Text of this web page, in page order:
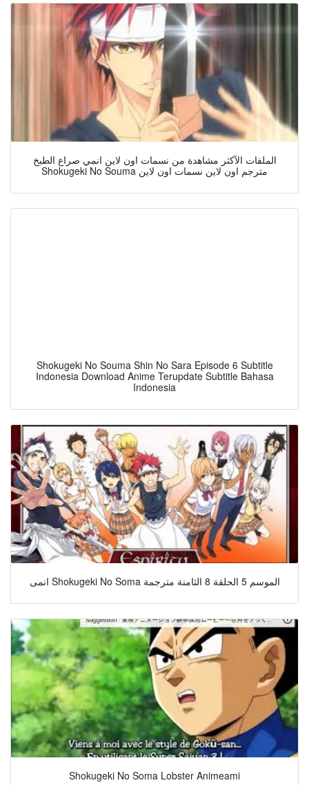
الملفات الآكثر مشاهدة من نسمات اون لاين انمي صراع الطبخ
Shokugeki No Souma مترجم اون لاين نسمات اون لاين
Shokugeki No Souma Shin No Sara Episode 6 Subtitle
Indonesia Download Anime Terupdate Subtitle Bahasa
Indonesia
انمى Shokugeki No Soma الموسم 5 الحلقة 8 الثامنة مترجمة
Shokugeki No Soma Lobster Animeami